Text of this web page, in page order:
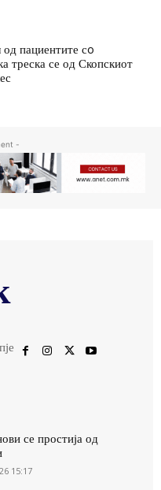
од пациентите сo
треска се од Скопскиот
-
се простија од
15:17